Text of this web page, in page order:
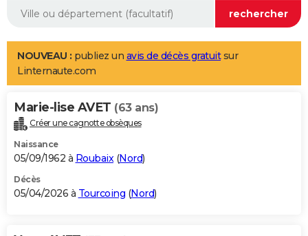
Aménagement intérieur
LIFESTYLE
Art de vivre
Bien-être
Loisirs
Mode
Modes de vie
Alimentation
Guide de la santé
Maladies
Médicaments
Sommeil
VOYAGE
Destinations
City break
Voyage nature
Voyage de noces
Forum
Climat
+PHOTO
GUIDES D'ACHAT
BONS PLANS
NOUVEAU : publiez un avis de décès gratuitsur
Linternaute.com
Marie-lise AVET (63 ans)
Créer une cagnotte obsèques
Naissance
05/09/1962 à Roubaix(Nord)
Décès
05/04/2026 à Tourcoing (Nord)